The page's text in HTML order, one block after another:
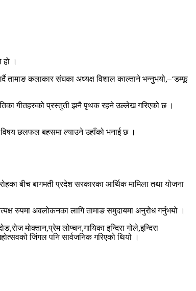
हो ।
तामाङ कलाकार संघका अध्यक्ष विशाल काल्ताने भन्नुभयो,–‘डम्फू
गीतहरुको प्रस्तुती झनै पृथक रहने उल्लेख गरिएको छ ।
विषय छलफल बहसमा ल्याउने उहाँको भनाई छ ।
बीच बागमती प्रदेश सरकारका आर्थिक मामिला तथा योजना
रुपमा अवलोकनका लागि तामाङ समुदायमा अनुरोध गर्नुभयो ।
मोक्तान,प्रेम लोप्चन,गायिका इन्दिरा गोले,इन्दिरा
जिंगल पनि सार्वजनिक गरिएको थियो ।